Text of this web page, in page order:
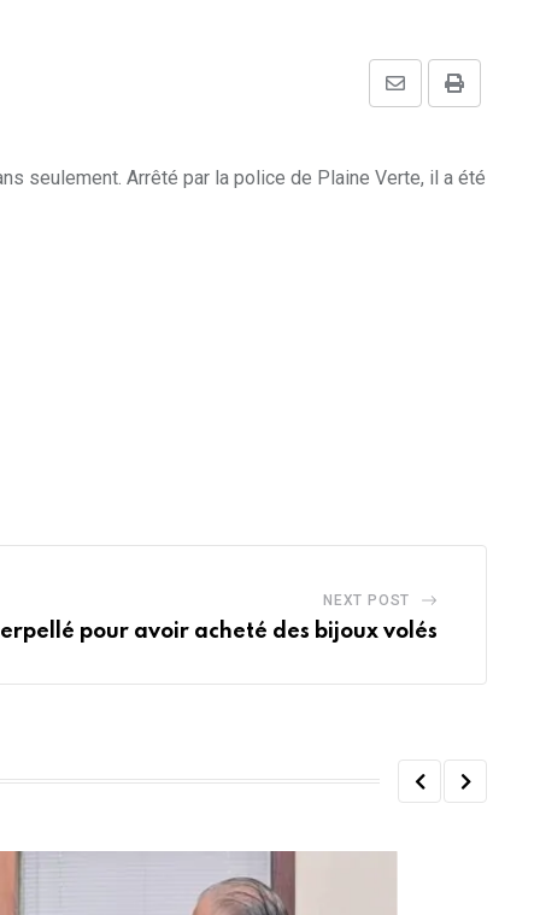
Print
Share
Email
seulement. Arrêté par la police de Plaine Verte, il a été
NEXT POST
pour avoir acheté des bijoux volés